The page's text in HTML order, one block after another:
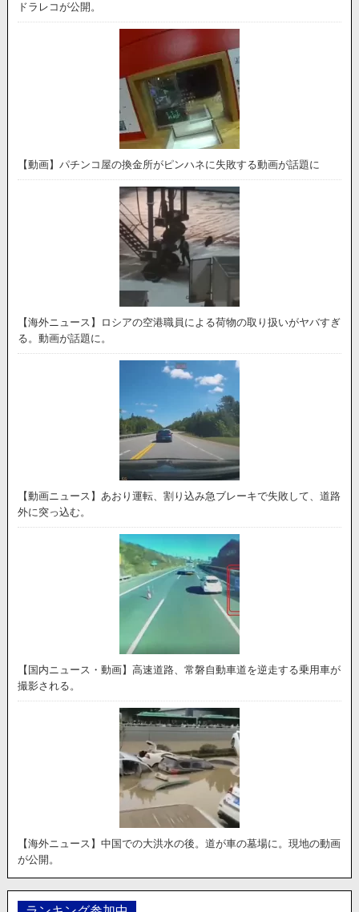
ドラレコが公開。
【動画】パチンコ屋の換金所がピンハネに失敗する動画が話題に
【海外ニュース】ロシアの空港職員による荷物の取り扱いがヤバすぎ
る。動画が話題に。
【動画ニュース】あおり運転、割り込み急ブレーキで失敗して、道路
外に突っ込む。
【国内ニュース・動画】高速道路、常磐自動車道を逆走する乗用車が
撮影される。
【海外ニュース】中国での大洪水の後。道が車の墓場に。現地の動画
が公開。